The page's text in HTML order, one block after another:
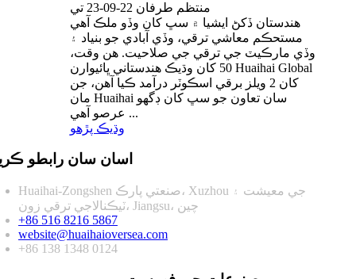
منتظم طرفان 22-09-23 تي
هندستان ڏکڻ ايشيا ۾ سڀ کان وڏو ملڪ آهي
مستحڪم معاشي ترقي، وڏي آبادي جو بنياد ۽
وڏي مارڪيٽ جي ترقي جي صلاحيت. هن وقت،
50 کان وڌيڪ هندستاني ڀائيوارن Huaihai Global
کان 2 ويلز برقي اسڪوٽر درآمد ڪيا آهن، جن
مان Huaihai سان تعاون جو سڀ کان ڊگهو
عرصو آهي ...
وڌيڪ پڙهو
اسان سان رابطو
Huaihai-Zongshen صنعتي پارڪ، Xuzhou جي معيشت ۽
ٽيڪنالاجي ترقي زون، Jiangsu، چين
+86 516 8216 5867
website@huaihaioversea.com
+86 138 1348 0124